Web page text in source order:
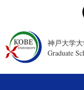
神戸大学
Graduate